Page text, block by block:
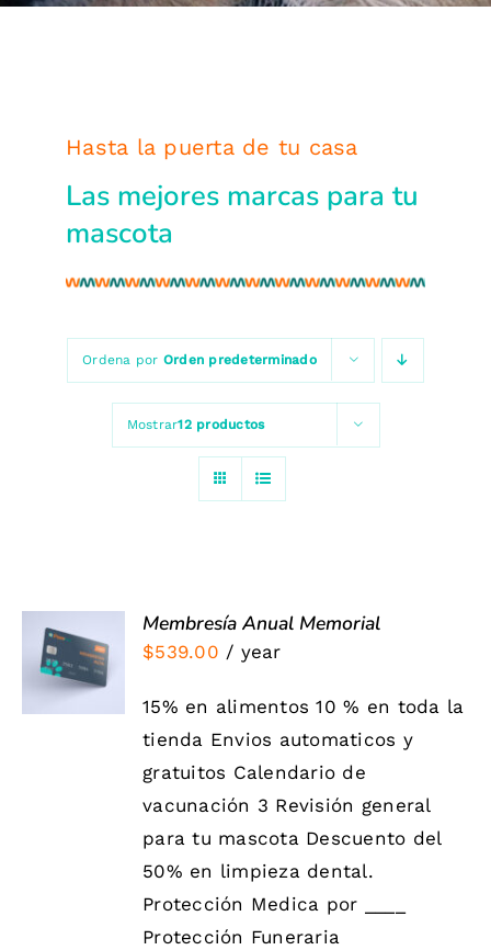
Hasta la puerta de tu casa
Las mejores marcas para tu
mascota
Ordena por Orden predeterminado
Mostrar12 productos
SIGN UP
NOW
/
Membresía Anual Memorial
$539.00 / year
15% en alimentos 10 % en toda la
tienda Envios automaticos y
gratuitos Calendario de
vacunación 3 Revisión general
para tu mascota Descuento del
50% en limpieza dental.
Protección Medica por ____
Protección Funeraria